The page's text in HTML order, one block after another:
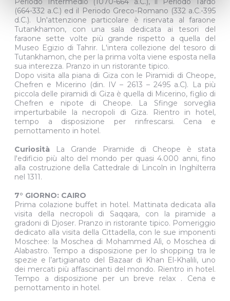
(664-332 a.C.) ed il Periodo Greco-Romano (332 a.C.-395
d.C.). Un'attenzione particolare è riservata al faraone
Tutankhamon, con una sala dedicata ai tesori del
faraone sette volte più grande rispetto a quella del
Museo Egizio di Tahrir. L'intera collezione del tesoro di
Tutankhamon, che per la prima volta viene esposta nella
sua interezza. Pranzo in un ristorante tipico.
Dopo visita alla piana di Giza con le Piramidi di Cheope,
Chefren e Micerino (din. IV – 2613 – 2495 a.C). La più
piccola delle piramidi di Giza è quella di Micerino, figlio di
Chefren e nipote di Cheope. La Sfinge sorveglia
imperturbabile la necropoli di Giza. Rientro in hotel,
tempo a disposizione per rinfrescarsi. Cena e
pernottamento in hotel.
Curiosità La Grande Piramide di Cheope è stata
l'edificio più alto del mondo per quasi 4.000 anni, fino
alla costruzione della Cattedrale di Lincoln in Inghilterra
nel 1311.
7° GIORNO: CAIRO
Prima colazione buffet in hotel. Mattinata dedicata alla
visita della necropoli di Saqqara, con la piramide a
gradoni di Djoser. Pranzo in ristorante tipico. Pomeriggio
dedicato alla visita della Cittadella, con le sue imponenti
Moschee: la Moschea di Mohammed Alì, o Moschea di
Alabastro. Tempo a disposizione per lo shopping tra le
spezie e l’artigianato del Bazaar di Khan El-Khalili, uno
dei mercati più affascinanti del mondo. Rientro in hotel.
Tempo a disposizione per un breve relax . Cena e
pernottamento in hotel.